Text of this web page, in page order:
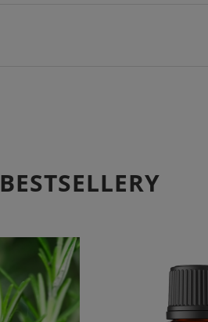
BESTSELLERY